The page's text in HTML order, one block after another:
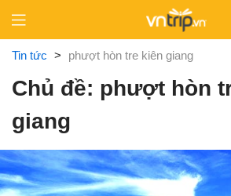
content
Tin tức > phượt hòn tre kiên giang
Chủ đề: phượt hòn
giang